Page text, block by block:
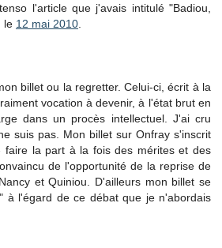
l'article que j'avais intitulé "Badiou,
le 12 mai 2010
billet ou la regretter. Celui-ci, écrit à la
vocation à devenir, à l'état brut en
dans un procès intellectuel. J'ai cru
suis pas. Mon billet sur Onfray s'inscrit
faire la part à la fois des mérites et des
de l'opportunité de la reprise de
et Quiniou. D'ailleurs mon billet se
à l'égard de ce débat que je n'abordais